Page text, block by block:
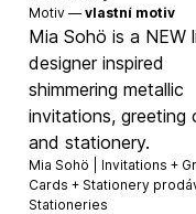
Motiv —vlastní motiv
Mia Sohö is a NEW
designer inspired
shimmering metallic
invitations, greeting
and stationery.
Mia Sohö | Invitations +
Cards + Stationery
Stationeries